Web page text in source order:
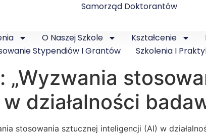
Samorząd Doktorantów
O Naszej Szkole Kształcenie
Stypendiów I Grantów
Szkolenia I
działalności
stosowania sztucznej inteligencji (AI) w